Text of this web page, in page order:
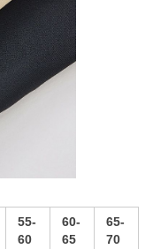
55-
60
60-
65
65-
70